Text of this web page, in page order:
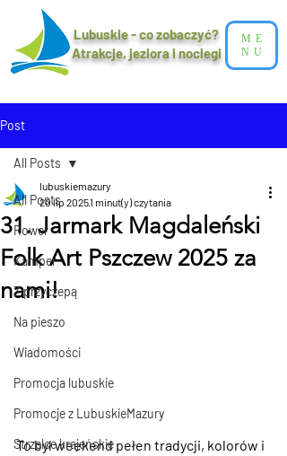
Lubuskie - co zobaczyć?
Atrakcje, jeziora i noclegi​
ME
NU
Post
All Posts
Rower
Kamper
Z przyczepą
Na pieszo
Wiadomości
Promocja lubuskie
Promocje z LubuskieMazury
Strzelce krajeńskie
All Posts
31. Jarmark Magdaleński
Folk Art Pszczew 2025 za
nami!
lubuskiemazury
20 lip 20251 minut(y) czytania
To był weekend pełen tradycji, kolorów i